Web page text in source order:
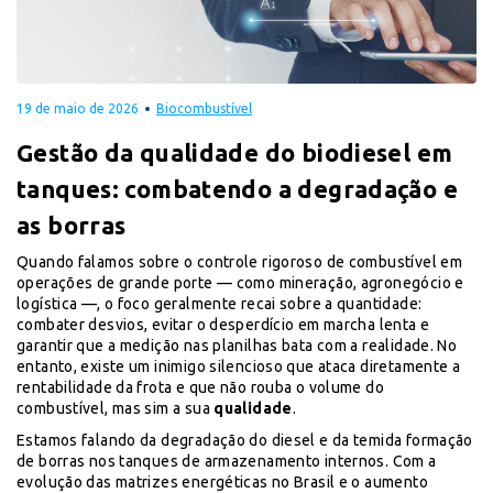
19 de maio de 2026 Biocombustível
Gestão da qualidade do biodiesel em
tanques: combatendo a degradação e
as borras
Quando falamos sobre o controle rigoroso de combustível em
operações de grande porte — como mineração, agronegócio e
logística —, o foco geralmente recai sobre a quantidade:
combater desvios, evitar o desperdício em marcha lenta e
garantir que a medição nas planilhas bata com a realidade. No
entanto, existe um inimigo silencioso que ataca diretamente a
rentabilidade da frota e que não rouba o volume do
combustível, mas sim a sua qualidade.
Estamos falando da degradação do diesel e da temida formação
de borras nos tanques de armazenamento internos. Com a
evolução das matrizes energéticas no Brasil e o aumento